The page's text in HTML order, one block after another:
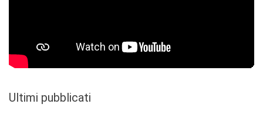
Ultimi pubblicati